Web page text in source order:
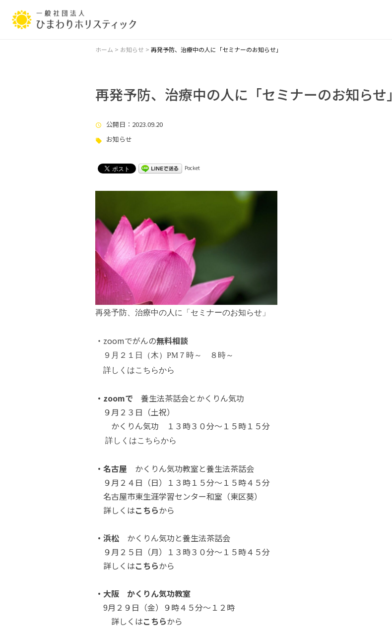
ホーム > お知らせ > 再発予防、治療中の人に「セミナーのお知らせ」
再発予防、治療中の人に「セミナーのお知らせ」
公開日 ：2023.09.20
お知らせ
Pocket
再発予防、治療中の人に「セミナーのお知らせ」
・zoomでがんの無料相談
９月２１日（木）PM７時～ ８時～
詳しくはこちらから
・zoomで 養生法茶話会とかくりん気功
９月２３日（土祝）
かくりん気功 １３時３０分～１５時１５分
詳しくはこちらから
・名古屋 かくりん気功教室と養生法茶話会
９月２４日（日）１３時１５分～１５時４５分
名古屋市東生涯学習センター和室（東区葵）
詳しくはこちらから
・浜松 かくりん気功と養生法茶話会
９月２５日（月）１３時３０分～１５時４５分
詳しくはこちらから
・大阪 かくりん気功教室
9月２９日（金）９時４５分～１２時
詳しくはこちらから